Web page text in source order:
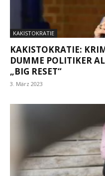
KAKISTOKRATIE
KAKISTOKRATIE:
DUMME POLITIKER
„BIG RESET“
3. März 2023